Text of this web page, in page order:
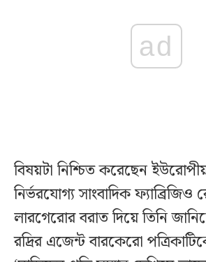
ad
বিষয়টা নিশ্চিত করেছেন
নির্ভরযোগ্য সাংবাদিক
লারগেরোর বরাত দিয়ে তিনি
রদ্রির এজেন্ট বারকেরো